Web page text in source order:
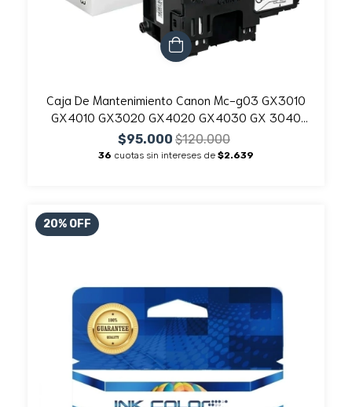
Caja De Mantenimiento Canon Mc-g03 GX3010
GX4010 GX3020 GX4020 GX4030 GX 3040
GX4040 GX3050 GX4050 GX3060 GX4060
$95.000 $120.000
36 cuotas sin intereses de $2.639
20% OFF